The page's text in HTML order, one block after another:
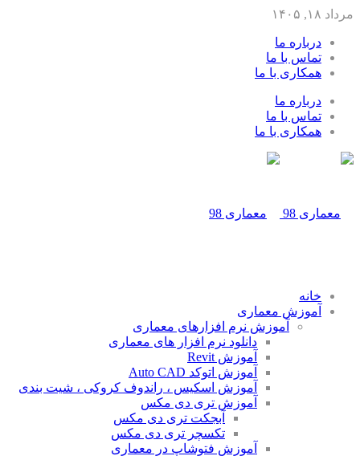
مرداد ۱۸, ۱۴۰۵
درباره ما
تماس با ما
همکاری با ما
درباره ما
تماس با ما
همکاری با ما
خانه
آموزش معماری
آموزش نرم افزارهای معماری
دانلود نرم افزار های معماری
آموزش Revit
آموزش اتوکد Auto CAD
آموزش اسکیس ، راندوف کروکی ، شیت بندی
آموزش تری دی مکس
آبجکت تری دی مکس
تکسچر تری دی مکس
آموزش فتوشاپ در معماری